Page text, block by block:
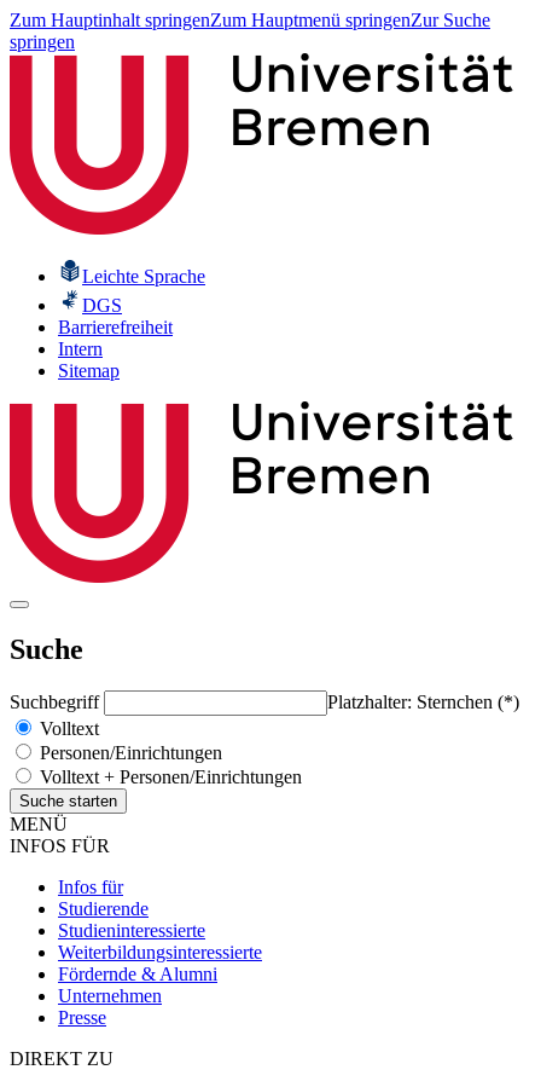
Zum Hauptinhalt springenZum Hauptmenü springenZur Suche
springen
Leichte Sprache
DGS
Barrierefreiheit
Intern
Sitemap
Suche
Suchbegriff
Platzhalter: Sternchen (*)
Volltext
Personen/Einrichtungen
Volltext + Personen/Einrichtungen
MENÜ
INFOS FÜR
Infos für
Studierende
Studieninteressierte
Weiterbildungsinteressierte
Fördernde & Alumni
Unternehmen
Presse
DIREKT ZU